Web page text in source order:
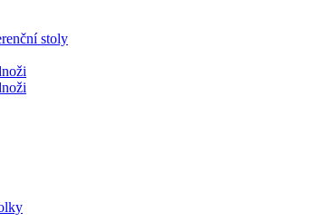
stoly